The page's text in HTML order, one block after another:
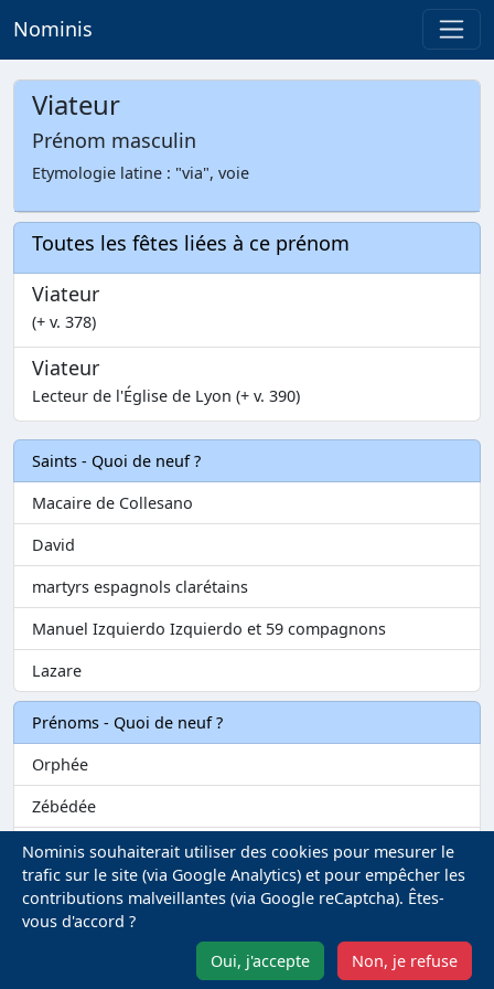
Nominis
Viateur
Prénom masculin
Etymologie latine : "via", voie
Toutes les fêtes liées à ce prénom
Viateur
(+ v. 378)
Viateur
Lecteur de l'Église de Lyon (+ v. 390)
Saints - Quoi de neuf ?
Macaire de Collesano
David
martyrs espagnols clarétains
Manuel Izquierdo Izquierdo et 59 compagnons
Lazare
Prénoms - Quoi de neuf ?
Orphée
Zébédée
Melvil
Matilin
Marie-Fontenelle
Mentions légales- Gestion des Cookies
Nominis souhaiterait utiliser des cookies pour mesurer le
trafic sur le site (via Google Analytics) et pour empêcher les
contributions malveillantes (via Google reCaptcha). Êtes-
vous d'accord ?
Oui, j'accepte
Non, je refuse